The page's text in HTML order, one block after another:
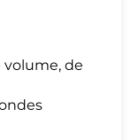
volume, de